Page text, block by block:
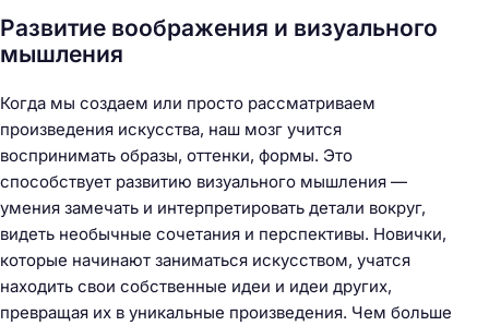
Развитие воображения и визуального
мышления
Когда мы создаем или просто рассматриваем
произведения искусства, наш мозг учится
воспринимать образы, оттенки, формы. Это
способствует развитию визуального мышления —
умения замечать и интерпретировать детали вокруг,
видеть необычные сочетания и перспективы. Новички,
которые начинают заниматься искусством, учатся
находить свои собственные идеи и идеи других,
превращая их в уникальные произведения. Чем больше